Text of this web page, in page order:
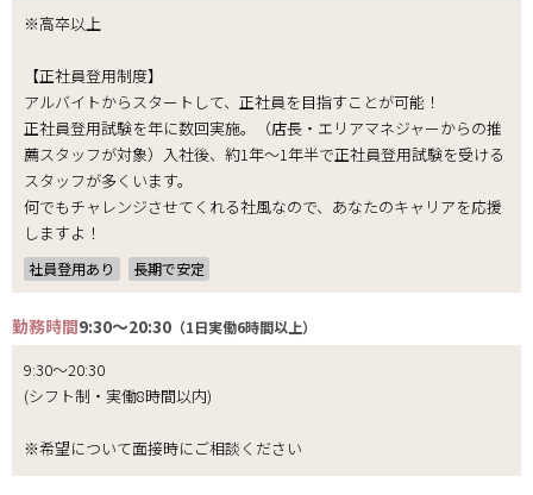
※高卒以上
【正社員登用制度】
アルバイトからスタートして、正社員を目指すことが可能！
正社員登用試験を年に数回実施。（店長・エリアマネジャーからの推
薦スタッフが対象）入社後、約1年～1年半で正社員登用試験を受ける
スタッフが多くいます。
何でもチャレンジさせてくれる社風なので、あなたのキャリアを応援
しますよ！
社員登用あり 長期で安定
勤務時間9:30～20:30 （1日実働6時間以上）
9:30～20:30
(シフト制・実働8時間以内)
※希望について面接時にご相談ください